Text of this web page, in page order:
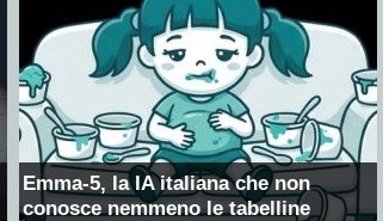
Emma-5, la IA italiana che non
conosce nemmeno le tabelline